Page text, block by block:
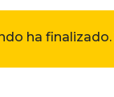
ha finalizado.